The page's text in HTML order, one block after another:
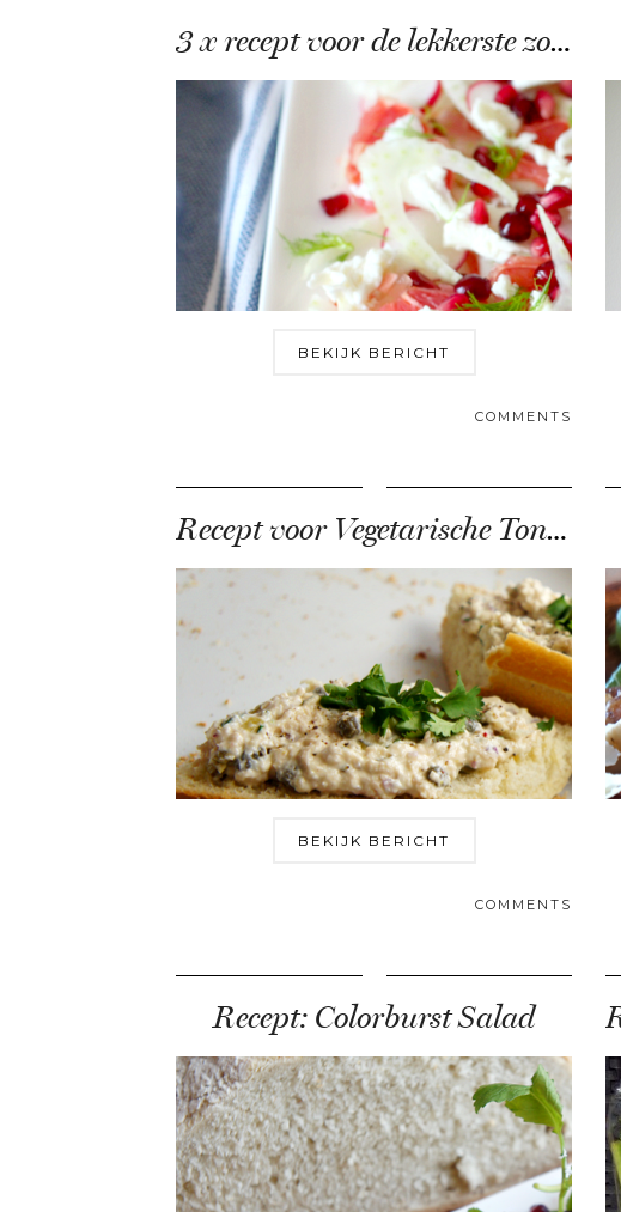
3 x recept voor de lekkerste zomersalades
BEKIJK BERICHT
COMMENTS
Recept voor Vegetarische Tonijnsalade
BEKIJK BERICHT
COMMENTS
Recept: Colorburst Salad